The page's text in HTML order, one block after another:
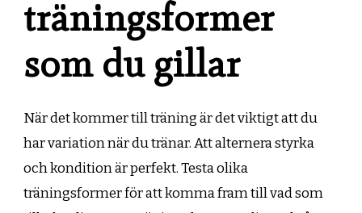
träningsformer
som du gillar
När det kommer till träning är det viktigt att du
har variation när du tränar. Att alternera styrka
och kondition är perfekt. Testa olika
träningsformer för att komma fram till vad som